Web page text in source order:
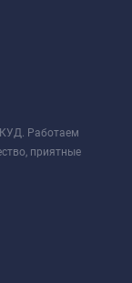
Работаем
приятные